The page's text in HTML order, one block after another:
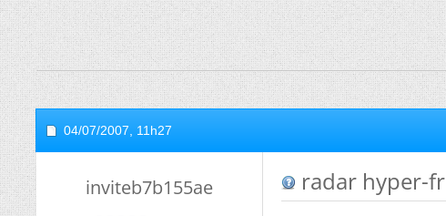
04/07/2007, 11h27
inviteb7b155ae radar hyper-